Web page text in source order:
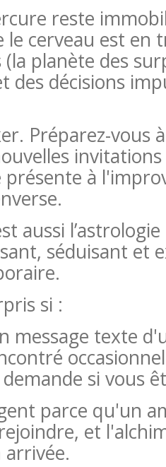
reste
le cerveau est en
planète des
des décisions
Préparez-vous
à
aussi
séduisant et
si :
message texte
si vous
parce qu'un
et
arrivée.